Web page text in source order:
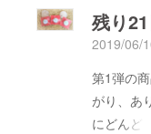
みません
で藍染麻
していま
オンライ
ご覧くだ
残り21
2019/06/
第1弾の
がり、あ
にどんど